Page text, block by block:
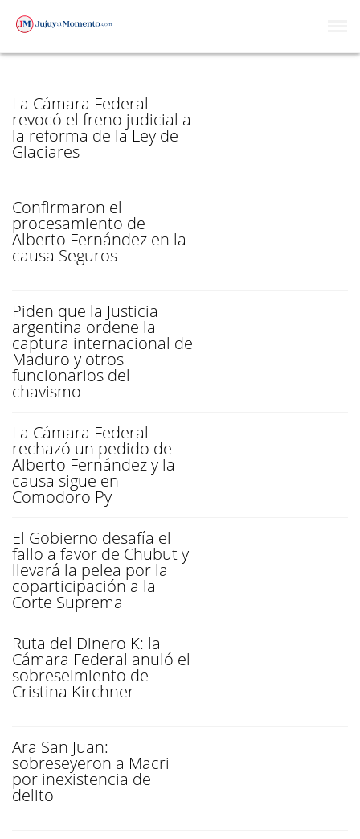
CÁMARA FEDERAL
La Cámara Federal
revocó el freno judicial a
la reforma de la Ley de
Glaciares
Confirmaron el
procesamiento de
Alberto Fernández en la
causa Seguros
Piden que la Justicia
argentina ordene la
captura internacional de
Maduro y otros
funcionarios del
chavismo
La Cámara Federal
rechazó un pedido de
Alberto Fernández y la
causa sigue en
Comodoro Py
El Gobierno desafía el
fallo a favor de Chubut y
llevará la pelea por la
coparticipación a la
Corte Suprema
Ruta del Dinero K: la
Cámara Federal anuló el
sobreseimiento de
Cristina Kirchner
Ara San Juan:
sobreseyeron a Macri
por inexistencia de
delito